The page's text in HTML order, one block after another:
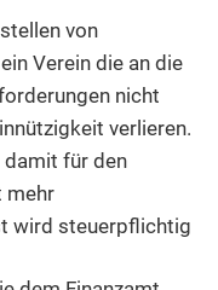
von
Verein die an die
nicht
verlieren.
damit für den
mehr
wird steuerpflichtig